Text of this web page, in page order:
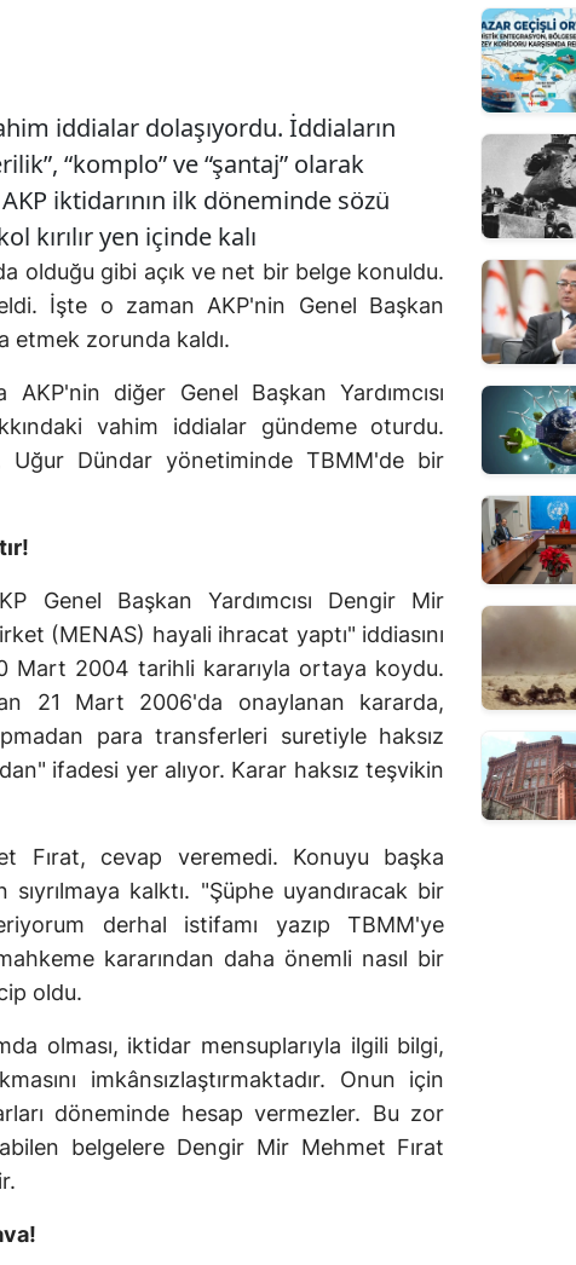
iddialar dolaşıyordu. İddiaların
“komplo” ve “şantaj” olarak
iktidarının ilk döneminde sözü
kırılır yen içinde kalı
olduğu gibi açık ve net bir belge konuldu.
İşte o zaman AKP'nin Genel Başkan
etmek zorunda kaldı.
diğer Genel Başkan Yardımcısı
vahim iddialar gündeme oturdu.
Uğur Dündar yönetiminde TBMM'de bir
Genel Başkan Yardımcısı Dengir Mir
(MENAS) hayali ihracat yaptı" iddiasını
Mart 2004 tarihli kararıyla ortaya koydu.
21 Mart 2006'da onaylanan kararda,
para transferleri suretiyle haksız
ifadesi yer alıyor. Karar haksız teşvikin
Fırat, cevap veremedi. Konuyu başka
kalktı. "Şüphe uyandıracak bir
derhal istifamı yazıp TBMM'ye
kararından daha önemli nasıl bir
oldu.
olması, iktidar mensuplarıyla ilgili bilgi,
imkânsızlaştırmaktadır. Onun için
döneminde hesap vermezler. Bu zor
belgelere Dengir Mir Mehmet Fırat